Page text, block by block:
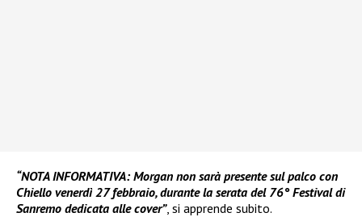
“NOTA INFORMATIVA: Morgan non sarà presente sul palco con
Chiello venerdì 27 febbraio, durante la serata del 76° Festival di
Sanremo dedicata alle cover”, si apprende subito.